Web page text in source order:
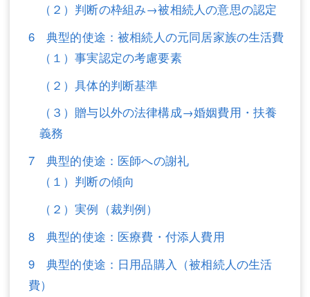
（２）判断の枠組み→被相続人の意思の認定
6 典型的使途：被相続人の元同居家族の生活費
（１）事実認定の考慮要素
（２）具体的判断基準
（３）贈与以外の法律構成→婚姻費用・扶養
義務
7 典型的使途：医師への謝礼
（１）判断の傾向
（２）実例（裁判例）
8 典型的使途：医療費・付添人費用
9 典型的使途：日用品購入（被相続人の生活
費）